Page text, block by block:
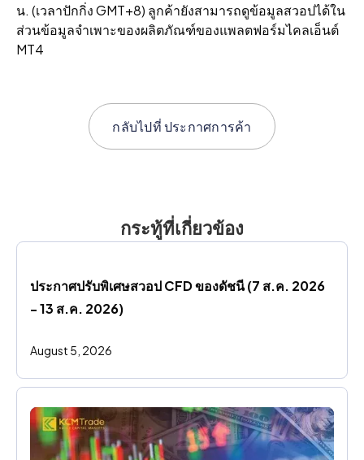
น. (เวลาปักกิ่ง GMT+8) ลูกค้ายังสามารถดูข้อมูลสวอปได้ใน
ส่วนข้อมูลจําเพาะของผลิตภัณฑ์ของแพลตฟอร์มไคลเอ็นต์
MT4
กลับไปที่ประกาศการค้า
กระทู้ที่เกี่ยวข้อง
ประกาศปรับพิเศษสวอป CFD ของดัชนี (7 ส.ค. 2026
- 13 ส.ค. 2026)
August 5, 2026